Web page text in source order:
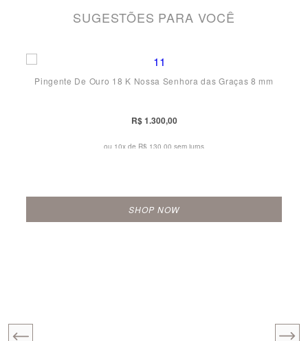
SUGESTÕES PARA VOCÊ
Pingente De Ouro 18 K Nossa Senhora das Graças 8 mm
R$ 1.300,00
ou 10x de R$ 130,00 sem juros
SHOP NOW